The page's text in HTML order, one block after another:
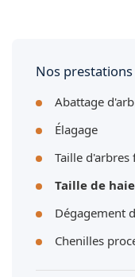
Nos prestations
Abattage
Élagage
Taille
Taille de
Dégagement
Chenilles